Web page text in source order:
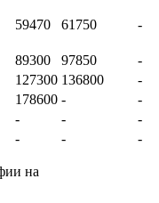
59470 61750 -
89300 97850
-
127300 136800
-
178600 -
-
- -
-
- - -
на